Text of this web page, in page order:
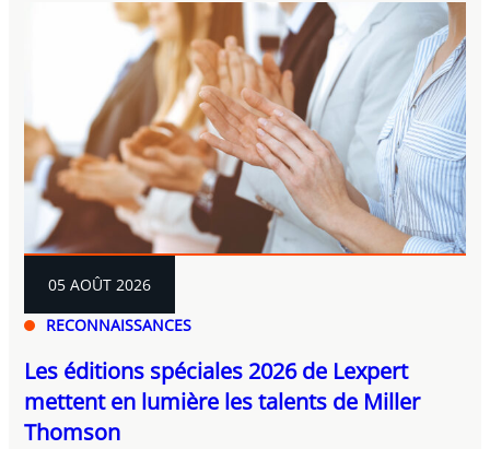
RECONNAISSANCES
05 AOÛT 2026
Les éditions spéciales 2026 de Lexpert
mettent en lumière les talents de Miller
Thomson